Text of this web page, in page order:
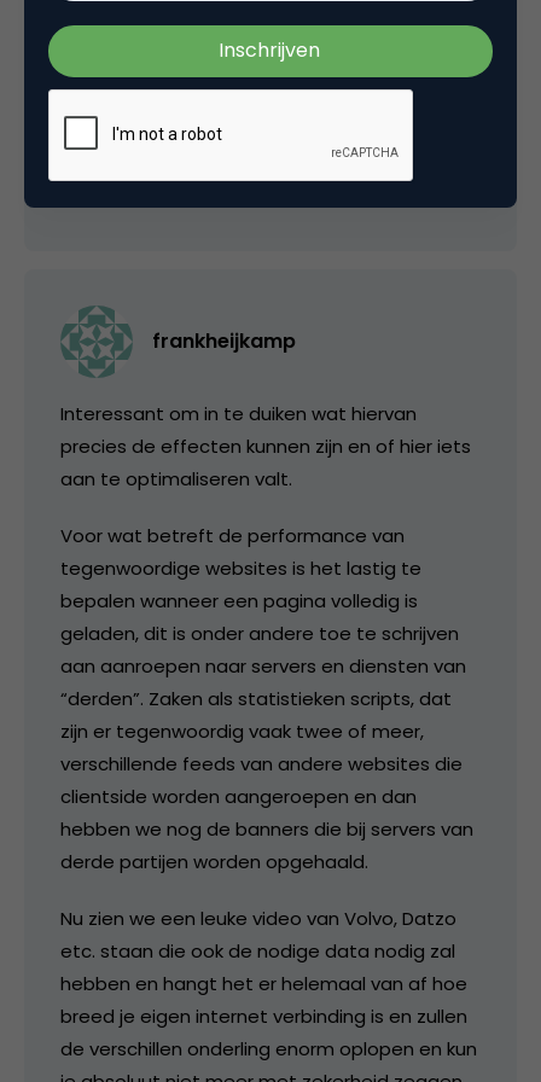
Typte blijkbaar iets wat het filter hier niet wilde
zien 🙂 Vervang [removed] door ‘dokument
punt write’.
frankheijkamp
Interessant om in te duiken wat hiervan
precies de effecten kunnen zijn en of hier iets
aan te optimaliseren valt.
Voor wat betreft de performance van
tegenwoordige websites is het lastig te
bepalen wanneer een pagina volledig is
geladen, dit is onder andere toe te schrijven
aan aanroepen naar servers en diensten van
“derden”. Zaken als statistieken scripts, dat
zijn er tegenwoordig vaak twee of meer,
verschillende feeds van andere websites die
clientside worden aangeroepen en dan
hebben we nog de banners die bij servers van
derde partijen worden opgehaald.
Nu zien we een leuke video van Volvo, Datzo
etc. staan die ook de nodige data nodig zal
hebben en hangt het er helemaal van af hoe
breed je eigen internet verbinding is en zullen
de verschillen onderling enorm oplopen en kun